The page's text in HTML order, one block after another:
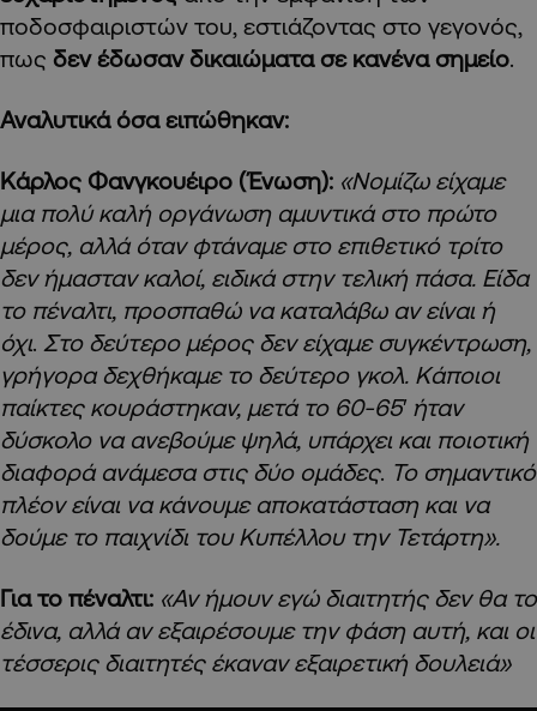
ποδοσφαιριστών του, εστιάζοντας στο γεγονός,
πως δεν έδωσαν δικαιώματα σε κανένα σημείο
Αναλυτικά όσα ειπώθηκαν:
Κάρλος Φανγκουέιρο (Ένωση): «Νομίζω είχαμε
μια πολύ καλή οργάνωση αμυντικά στο πρώτο
μέρος, αλλά όταν φτάναμε στο επιθετικό τρίτο
δεν ήμασταν καλοί, ειδικά στην τελική πάσα. Είδα
το πέναλτι, προσπαθώ να καταλάβω αν είναι ή
όχι Στο δεύτερο μέρος δεν είχαμε συγκέντρωση,
γρήγορα δεχθήκαμε το δεύτερο γκολ. Κάποιοι
παίκτες κουράστηκαν, μετά το 60-65′ ήταν
δύσκολο να ανεβούμε ψηλά, υπάρχει και ποιοτική
διαφορά ανάμεσα στις δύο ομάδες. Το σημαντικό
πλέον είναι να κάνουμε αποκατάσταση και να
δούμε το παιχνίδι του Κυπέλλου την Τετάρτη».
Για το πέναλτι: «Αν ήμουν εγώ διαιτητής δεν θα το
έδινα, αλλά αν εξαιρέσουμε την φάση αυτή, και οι
τέσσερις διαιτητές έκαναν εξαιρετική δουλειά»